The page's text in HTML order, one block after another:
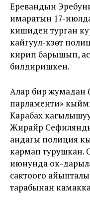
Еревандын
имаратын 17-
кишиден турган
кайгуул-күзөт
кирип барышып,
билдиришкен.
Алар бир жумадан
парламенти»
Карабах
Жирайр
андагы полиция
кармап турушкан.
июнунда ок-
сактоого
тарабынан